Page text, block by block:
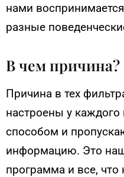
нами
разные
В чем причина?
Причина в тех
настроены у
способом и
информацию. Это
программа и все,